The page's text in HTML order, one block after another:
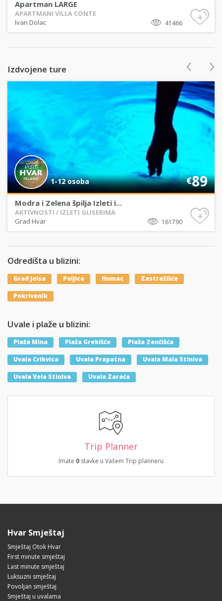
Apartman LARGE
APARTMANI VILLA CONTE
41466
Ivan Dolac +
Izdvojene ture
1-12 osoba €89
Modra i Zelena špilja Izleti i...
AKTIVNOSTI / IZLETI GLISERIMA
161790
Grad Hvar +
‹ ›
Odredišta u blizini:
Grad Jelsa Poljica Humac Zastražišće
Pokrivenik
Uvale i plaže u blizini:
Plaža Mina Plaža Grebišće Plaža Zenčišća
Uvala Crikvica Uvala Prapatna Uvala Mala Stiniva
Uvala Vela Stiniva Uvala Zaraća
Trip Planner
Imate 0 stavke u Vašem Trip planneru
Hvar Smještaj
Smještaj Otok Hvar
First minute smještaj
Last minute smještaj
Luksuzni smještaj
Povoljan smještaj
Smještaj u uvalama